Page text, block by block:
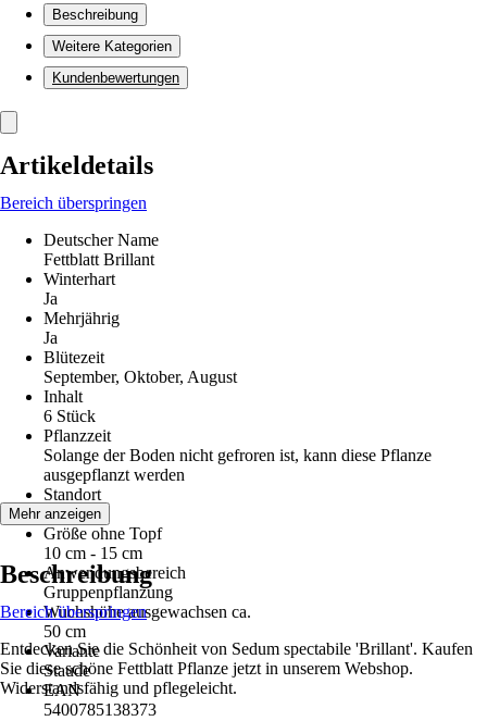
Beschreibung
Weitere Kategorien
Kundenbewertungen
Artikeldetails
Bereich überspringen
Deutscher Name
Fettblatt Brillant
Winterhart
Ja
Mehrjährig
Ja
Blütezeit
September, Oktober, August
Inhalt
6 Stück
Pflanzzeit
Solange der Boden nicht gefroren ist, kann diese Pflanze
ausgepflanzt werden
Standort
Sonne
Größe ohne Topf
10 cm - 15 cm
Anwendungsbereich
Gruppenpflanzung
Wuchshöhe ausgewachsen ca.
50 cm
Variante
Staude
EAN
5400785138373
Mehr anzeigen
Beschreibung
Bereich überspringen
Entdecken Sie die Schönheit von Sedum spectabile 'Brillant'. Kaufen
Sie diese schöne Fettblatt Pflanze jetzt in unserem Webshop.
Widerstandsfähig und pflegeleicht.